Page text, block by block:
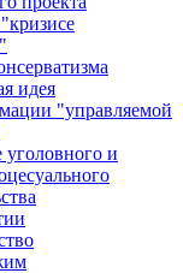
идея
"управляемой
и